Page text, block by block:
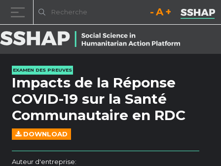
Diminuez la taille de la
Réinitialisez la
EXAMEN DES PREUVES
Impacts de la Réponse
COVID-19 sur la Santé
Communautaire en RDC
DOWNLOAD
Auteur d'entreprise: